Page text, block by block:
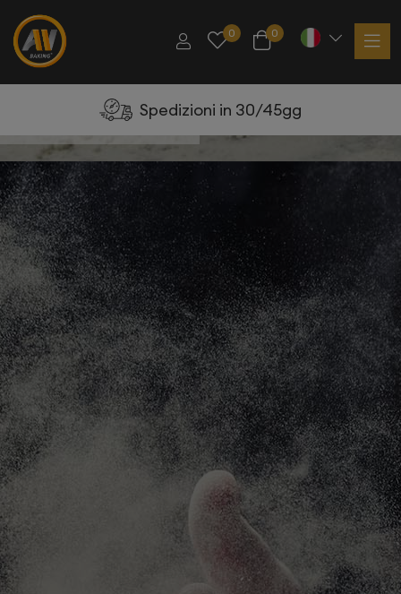
0 0
Spedizioni in 30/45gg